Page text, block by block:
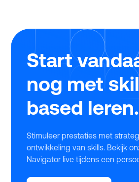
stress, snel en eenvoudig
regeling.
Start
nog met
based leren.
Stimuleer prestaties met
ontwikkeling van skills. Bekijk
Navigator live tijdens een